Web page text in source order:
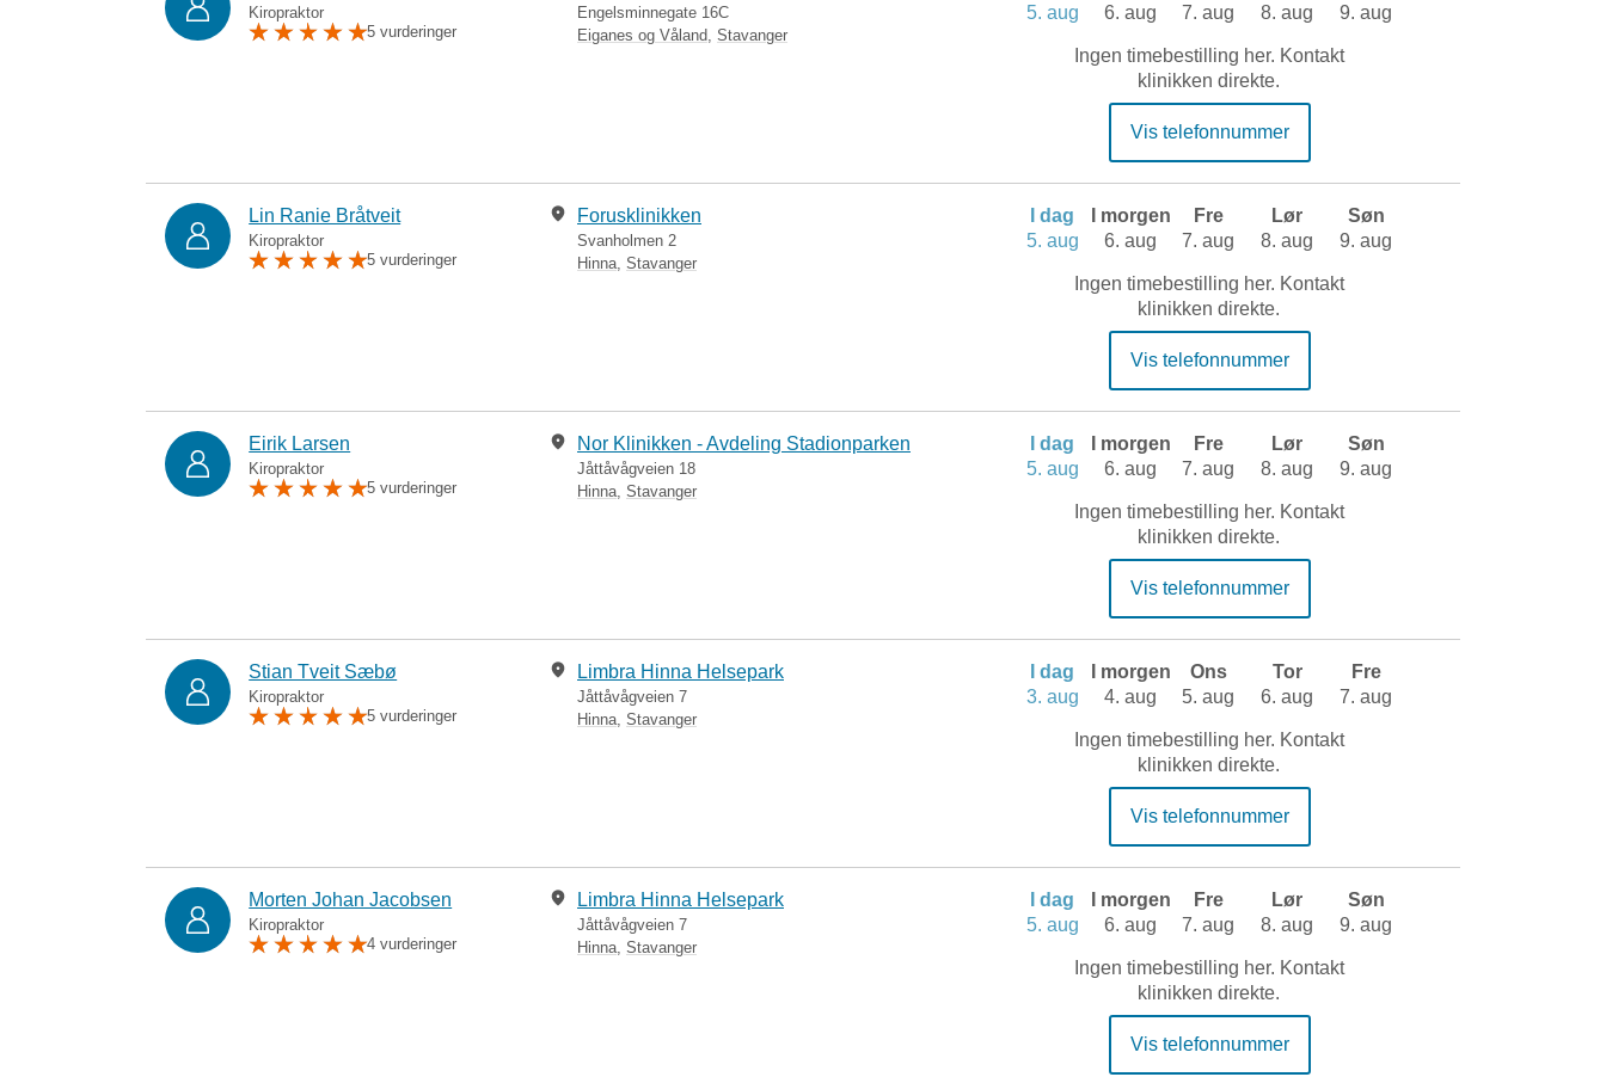
Kiropraktor
5 vurderinger
Engelsminnegate 16C
Eiganes og Våland Stavanger
5. aug
6. aug
7. aug
8. aug
9. aug
Ingen timebestilling her. Kontakt
klinikken direkte.
Vis telefonnummer
Lin Ranie Bråtveit
Kiropraktor
5 vurderinger
Forusklinikken
Svanholmen 2
Hinna Stavanger
I dag
5. aug
I morgen
6. aug
Fre
7. aug
Lør
8. aug
Søn
9. aug
Ingen timebestilling her. Kontakt
klinikken direkte.
Vis telefonnummer
Eirik Larsen
Kiropraktor
5 vurderinger
Nor Klinikken - Avdeling Stadionparken
Jåttåvågveien 18
Hinna Stavanger
I dag
5. aug
I morgen
6. aug
Fre
7. aug
Lør
8. aug
Søn
9. aug
Ingen timebestilling her. Kontakt
klinikken direkte.
Vis telefonnummer
Stian Tveit Sæbø
Kiropraktor
5 vurderinger
Limbra Hinna Helsepark
Jåttåvågveien 7
Hinna Stavanger
I dag
3. aug
I morgen
4. aug
Ons
5. aug
Tor
6. aug
Fre
7. aug
Ingen timebestilling her. Kontakt
klinikken direkte.
Vis telefonnummer
Morten Johan Jacobsen
Kiropraktor
4 vurderinger
Limbra Hinna Helsepark
Jåttåvågveien 7
Hinna Stavanger
I dag
5. aug
I morgen
6. aug
Fre
7. aug
Lør
8. aug
Søn
9. aug
Ingen timebestilling her. Kontakt
klinikken direkte.
Vis telefonnummer